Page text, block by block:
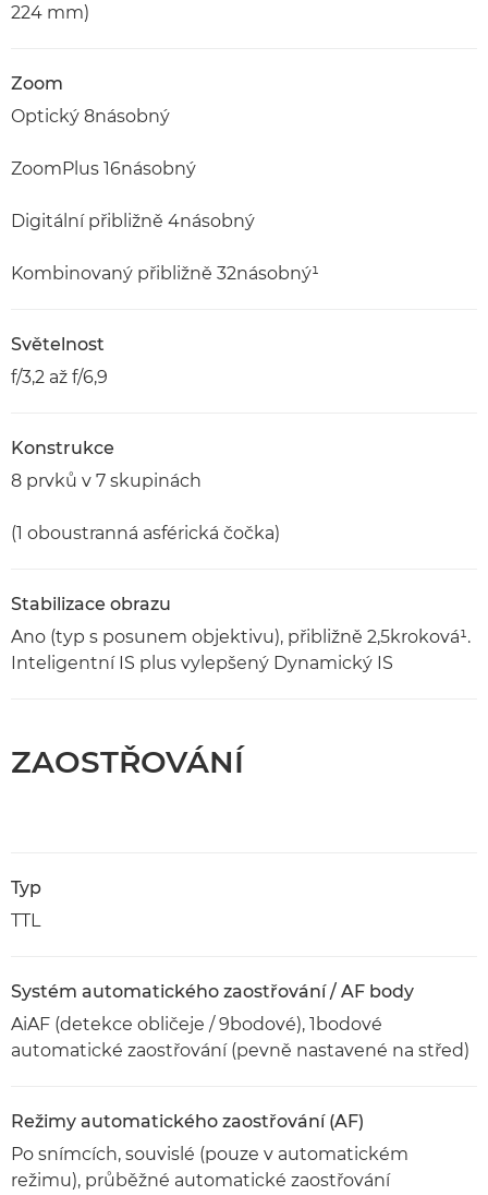
224 mm)
Zoom
Optický 8násobný
ZoomPlus 16násobný
Digitální přibližně 4násobný
Kombinovaný přibližně 32násobný¹
Světelnost
f/3,2 až f/6,9
Konstrukce
8 prvků v 7 skupinách
(1 oboustranná asférická čočka)
Stabilizace obrazu
Ano (typ s posunem objektivu), přibližně 2,5kroková¹.
Inteligentní IS plus vylepšený Dynamický IS
ZAOSTŘOVÁNÍ
Typ
TTL
Systém automatického zaostřování / AF body
AiAF (detekce obličeje / 9bodové), 1bodové
automatické zaostřování (pevně nastavené na střed)
Režimy automatického zaostřování (AF)
Po snímcích, souvislé (pouze v automatickém
režimu), průběžné automatické zaostřování